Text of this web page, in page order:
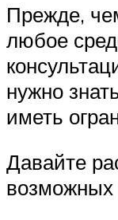
Прежде,
любое
нужно
иметь
Давайте
возможных